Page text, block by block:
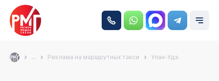
... Реклама на маршрутных такси Улан-Удэ